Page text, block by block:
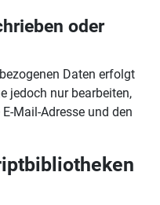
oder
Daten erfolgt
jedoch nur bearbeiten,
Mail-Adresse und den